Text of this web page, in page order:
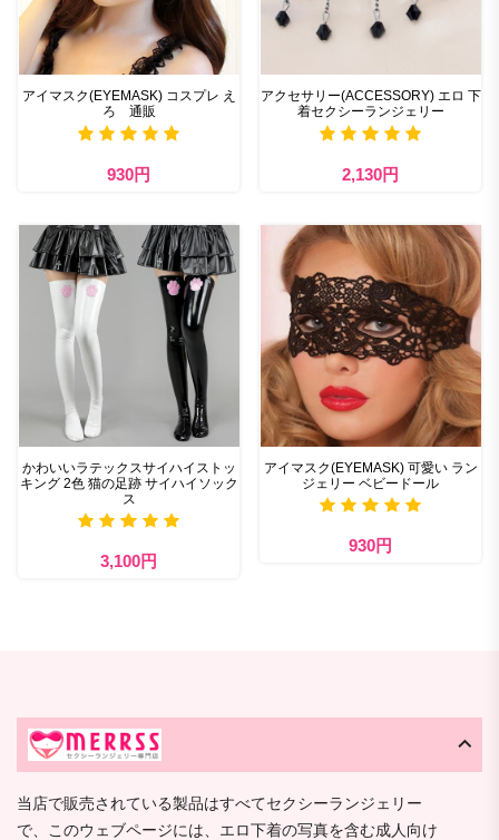
アイマスク(EYEMASK) コスプレ え
ろ 通販
930円
アクセサリー(ACCESSORY) エロ 下
着セクシーランジェリー
2,130円
かわいいラテックスサイハイストッ
キング 2色 猫の足跡 サイハイソック
ス
3,100円
アイマスク(EYEMASK) 可愛い ラン
ジェリー ベビードール
930円
当店で販売されている製品はすべてセクシーランジェリー
で、このウェブページには、エロ下着の写真を含む成人向け